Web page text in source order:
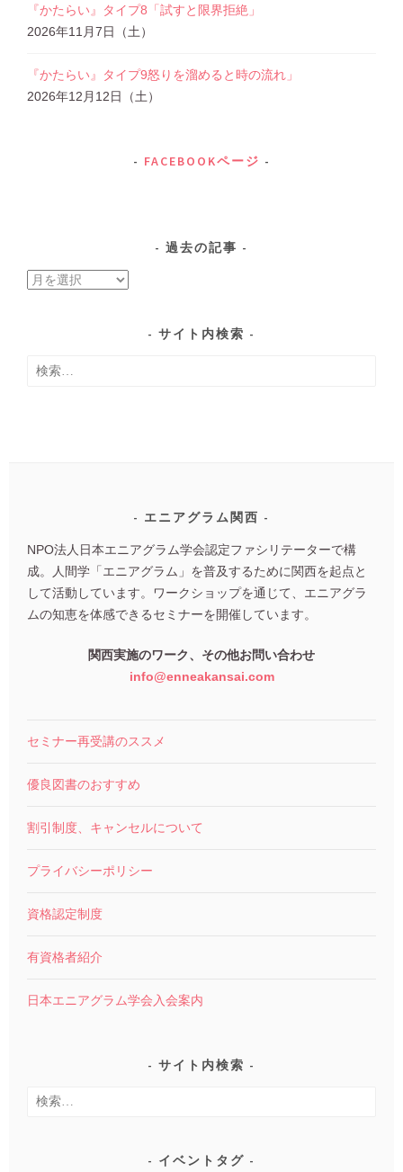
『かたらい』タイプ8「試すと限界拒絶」
2026年11月7日（土）
『かたらい』タイプ9怒りを溜めると時の流れ」
2026年12月12日（土）
FACEBOOKページ
過去の記事
過
事
サイト内検索
検
エニアグラム関西
NPO法人日本エニアグラム学会認定ファシリテーターで構
成。人間学「エニアグラム」を普及するために関西を起点と
して活動しています。ワークショップを通じて、エニアグラ
ムの知恵を体感できるセミナーを開催しています。
関西実施のワーク、その他お問い合わせ
info@enneakansai.com
セミナー再受講のススメ
優良図書のおすすめ
割引制度、キャンセルについて
プライバシーポリシー
資格認定制度
有資格者紹介
日本エニアグラム学会入会案内
サイト内検索
検
イベントタグ